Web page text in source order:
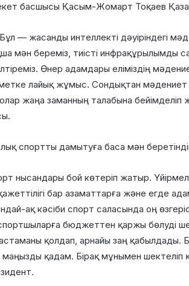
басшысы Қасым-Жомарт Тоқаев
— жасанды интеллекті дәуіріндегі
мән береміз, тиісті инфрақұрылымды
Өнер адамдары еліміздің
лайық жұмыс. Сондықтан мәдениет
жаңа заманның талабына
спортты дамытуға баса мән
нысандары бой көтеріп жатыр.
бар азаматтарға және егде
ақ кәсіби спорт саласында оң
бюджеттен қаржы бөлуді
қолдап, арнайы заң
маңызды қадам. Бірақ мұнымен шектеліп